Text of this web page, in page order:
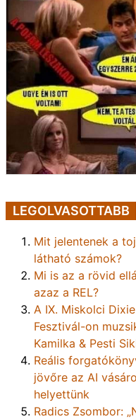
LEGOLVASOTTABB
Mit jelentenek a
látható számok?
Mi is az a rövid
azaz a REL?
A IX. Miskolci
Fesztivál-on
Kamilka & Pesti
Reális
jövőre az AI
helyettünk
Radics Zsombor: